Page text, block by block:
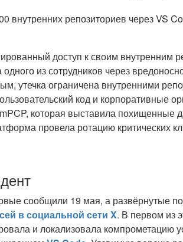
доступ к своим внутренним
одного из сотрудников через
утечка ограничена внутренними
код и корпоративные
которая выставила похищенные
провела ротацию критических
сообщили 19 мая, а развёрнутые
в социальной сети X. В первом из
и локализовала компрометацию